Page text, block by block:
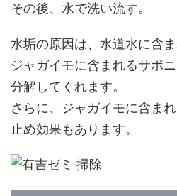
その後、水で洗い流す。
水垢の原因は、水道水に含
ジャガイモに含まれるサポ
分解してくれます。
さらに、ジャガイモに含ま
止め効果もあります。